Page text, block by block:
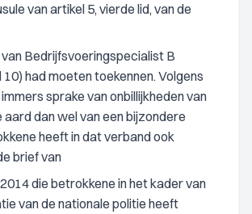
van artikel 5, vierde lid, van de
Bedrijfsvoeringspecialist B
had moeten toekennen. Volgens
sprake van onbillijkheden van
dan wel van een bijzondere
heeft in dat verband ook
brief van
die betrokkene in het kader van
van de nationale politie heeft